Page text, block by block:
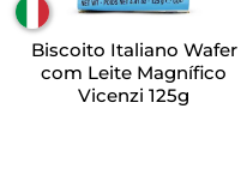
Biscoito Italiano Wafer
com Leite Magnífico
Vicenzi 125g